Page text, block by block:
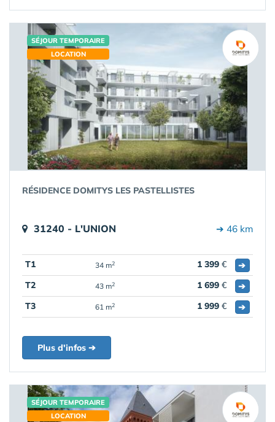
SÉJOUR TEMPORAIRE
LOCATION
RÉSIDENCE DOMITYS LES PASTELLISTES
31240 - L'UNION ➔ 46 km
T1 34 m2 1 399 €
➔
T2
43 m2 1 699 €
➔
T3
61 m2 1 999 € ➔
Plus d'infos ➔
SÉJOUR TEMPORAIRE
LOCATION